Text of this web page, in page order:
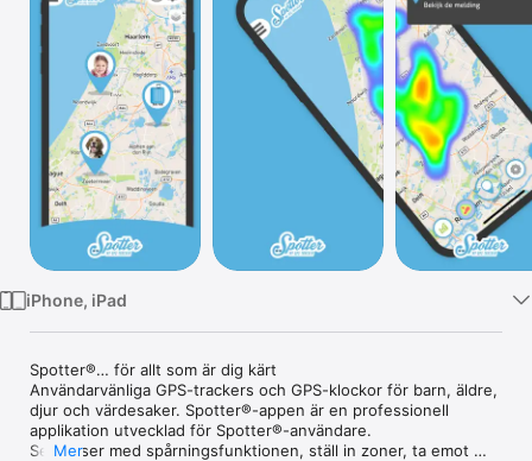
TV
iPhone, iPad
Spotter®… för allt som är dig kärt
Användarvänliga GPS-trackers och GPS-klockor för barn, äldre,
djur och värdesaker. Spotter®-appen är en professionell
applikation utvecklad för Spotter®-användare.
Se platser med spårningsfunktionen, ställ in zoner, ta emot
Mer